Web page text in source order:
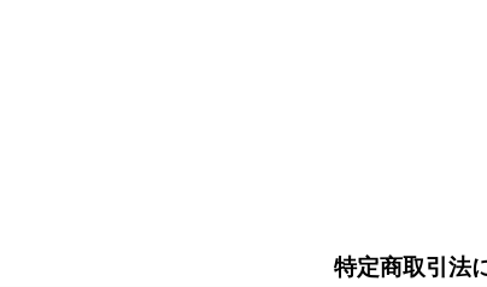
特定商取引法